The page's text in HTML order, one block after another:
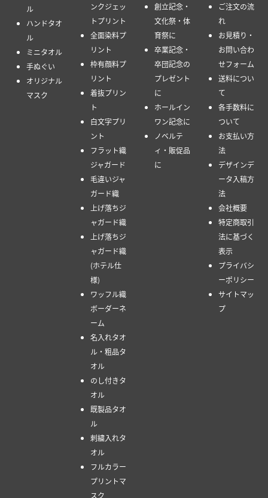
ル
ハンドタオ
ル
ミニタオル
手ぬぐい
オリジナル
マスク
ンクジェッ
トプリント
全面染料プ
リント
枠有顔料プ
リント
着抜プリン
ト
白文字プリ
ント
フラット織
ジャガード
毛違いジャ
ガード織
上げ落ちジ
ャガード織
上げ落ちジ
ャガード織
(ホテル仕
様)
ワッフル織
ボーダーネ
ーム
名入れタオ
ル・粗品タ
オル
のし付きタ
オル
既製品タオ
ル
刺繍入れタ
オル
フルカラー
プリントマ
スク
創立記念・
文化祭・体
育祭に
卒業記念・
卒団記念の
プレゼント
に
ホールイン
ワン記念に
ノベルテ
ィ・販促品
に
ご注文の流
れ
お見積り・
お問い合わ
せフォーム
送料につい
て
各手数料に
ついて
お支払い方
法
デザインデ
ータ入稿方
法
会社概要
特定商取引
法に基づく
表示
プライバシ
ーポリシー
サイトマッ
プ